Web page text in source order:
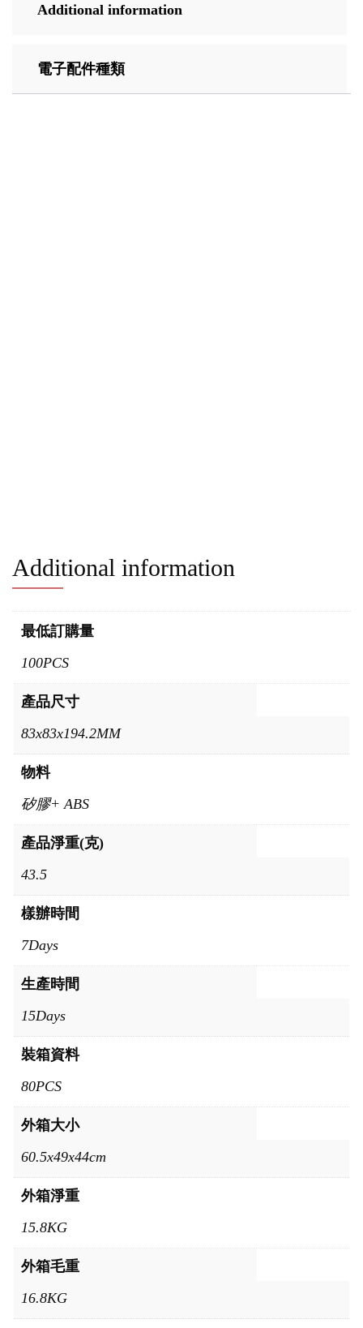
Additional information
電子配件種類
Additional information
最低訂購量
100PCS
產品尺寸
83x83x194.2MM
物料
矽膠+ ABS
產品淨重(克)
43.5
樣辦時間
7Days
生產時間
15Days
裝箱資料
80PCS
外箱大小
60.5x49x44cm
外箱淨重
15.8KG
外箱毛重
16.8KG